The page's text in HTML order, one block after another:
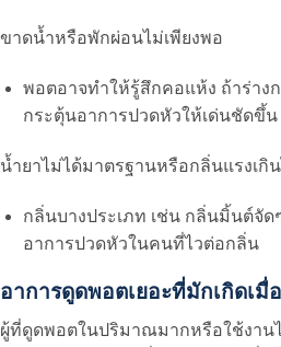
ขาดน้ำหรือพักผ่อนไม่เพียงพอ
พอตอาจทำให้รู้สึกคอแห้ง ถ้าร่าง
กระตุ้นอาการปวดหัวให้เด่นชัดขึ้น
น้ำยาไม่ได้มาตรฐานหรือกลิ่นแรงเกิ
กลิ่นบางประเภท เช่น กลิ่นมิ้นต์จั
อาการปวดหัวในคนที่ไวต่อกลิ่น
อาการดูดพอตเยอะที่มักเกิดเมื่
ผู้ที่ดูดพอตในปริมาณมากหรือใช้งาน